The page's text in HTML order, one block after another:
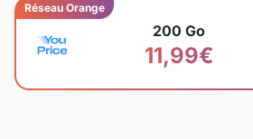
Réseau Orange
200 Go
11,99€